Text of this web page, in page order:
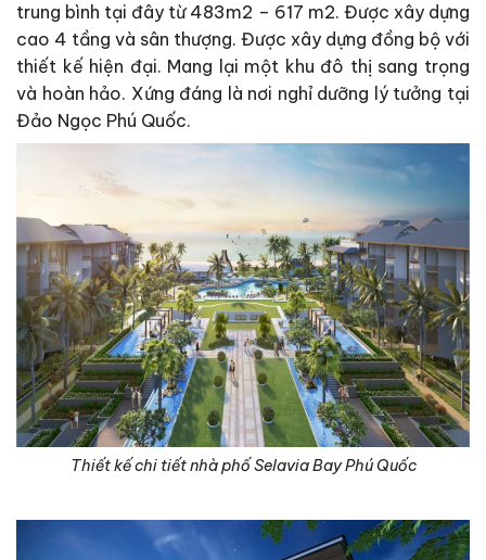
trung bình tại đây từ 483m2 – 617 m2. Được xây dựng
cao 4 tầng và sân thượng. Được xây dựng đồng bộ với
thiết kế hiện đại. Mang lại một khu đô thị sang trọng
và hoàn hảo. Xứng đáng là nơi nghỉ dưỡng lý tưởng tại
Đảo Ngọc Phú Quốc.
Thiết kế chi tiết nhà phố Selavia Bay Phú Quốc